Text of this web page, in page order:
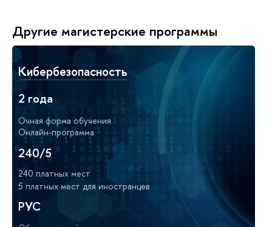
Другие магистерские программы
Кибербезопасность
2 года
Очная форма обучения
Онлайн-программа
240/5
240 платных мест
5 платных мест для иностранцев
РУС